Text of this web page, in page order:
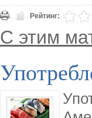
Рейтинг:
С этим